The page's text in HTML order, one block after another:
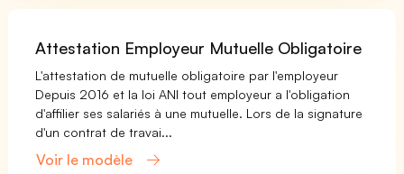
Attestation Employeur Mutuelle Obligatoire
L'attestation de mutuelle obligatoire par l'employeur
Depuis 2016 et la loi ANI tout employeur a l'obligation
d'affilier ses salariés à une mutuelle. Lors de la signature
d'un contrat de travai...
Voir le modèle